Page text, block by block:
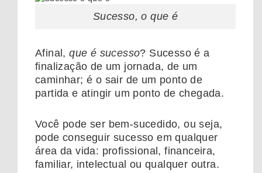
Sucesso, o que é
Afinal,que é sucesso? Sucesso é a
finalização de um jornada, de um
caminhar; é o sair de um ponto de
partida e atingir um ponto de chegada.
Você pode ser bem-sucedido, ou seja,
pode conseguir sucesso em qualquer
área da vida: profissional, financeira,
familiar, intelectual ou qualquer outra.